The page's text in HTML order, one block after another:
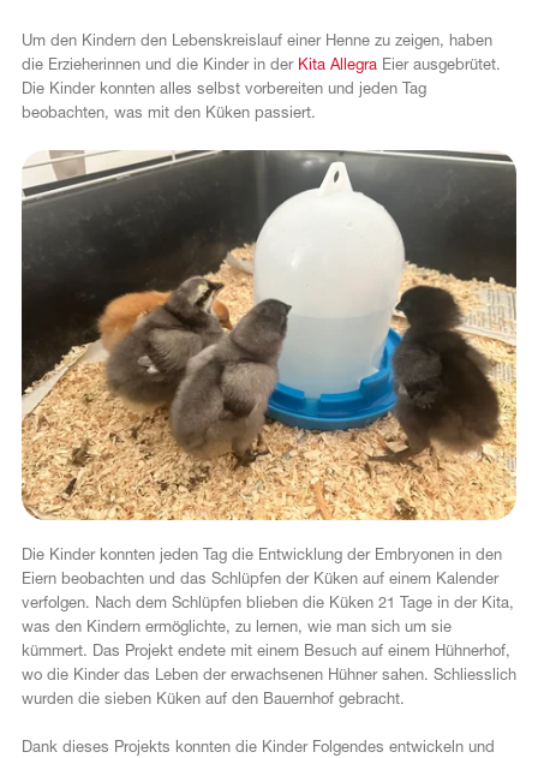
Um den Kindern den Lebenskreislauf einer Henne zu zeigen, haben
die Erzieherinnen und die Kinder in der Kita AllegraEier ausgebrütet.
Die Kinder konnten alles selbst vorbereiten und jeden Tag
beobachten, was mit den Küken passiert.
Die Kinder konnten jeden Tag die Entwicklung der Embryonen in den
Eiern beobachten und das Schlüpfen der Küken auf einem Kalender
verfolgen. Nach dem Schlüpfen blieben die Küken 21 Tage in der Kita,
was den Kindern ermöglichte, zu lernen, wie man sich um sie
kümmert. Das Projekt endete mit einem Besuch auf einem Hühnerhof,
wo die Kinder das Leben der erwachsenen Hühner sahen. Schliesslich
wurden die sieben Küken auf den Bauernhof gebracht.
Dank dieses Projekts konnten die Kinder Folgendes entwickeln und